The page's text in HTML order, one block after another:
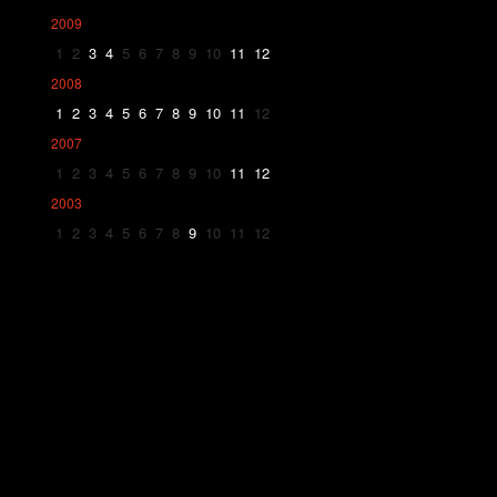
2009
1 2 3 4 5 6 7 8 9 10 11 12
2008
1 2 3 4 5 6 7 8 9 10 11 12
2007
1 2 3 4 5 6 7 8 9 10 11 12
2003
1 2 3 4 5 6 7 8 9 10 11 12